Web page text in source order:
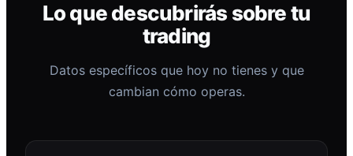
Lo que descubrirás sobre tu
trading
Datos específicos que hoy no tienes y que
cambian cómo operas.